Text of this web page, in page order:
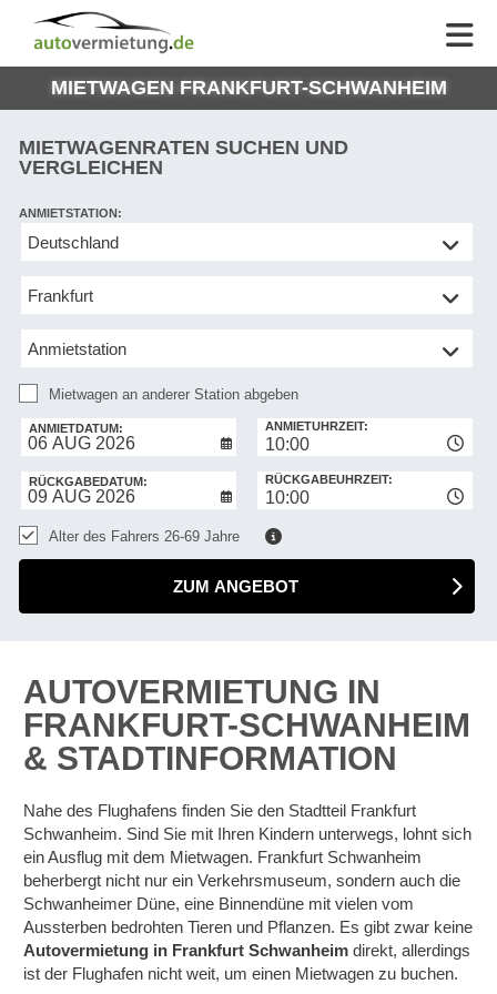
AUTOVERMIETUNG
AUTO
EUROPE
AUTOVERMIETUNG
HILFE
MEINEMIETWAGEN FRANKFURT-SCHWANHEIM
MIETWAGENRATEN SUCHEN UND
VERGLEICHEN
Mietwagen
anderer
ANMIETSTATION:
Mietwagen an anderer Station abgeben
ANMIETDATUM:
10:00
ANMIETUHRZEIT:
RÜCKGABEDATUM:
10:00
RÜCKGABEUHRZEIT:
Alter des Fahrers 26-69 Jahre
ZUM ANGEBOT
AUTOVERMIETUNG IN
FRANKFURT-SCHWANHEIM
& STADTINFORMATION
Nahe des Flughafens finden Sie den Stadtteil Frankfurt
Schwanheim. Sind Sie mit Ihren Kindern unterwegs, lohnt sich
ein Ausflug mit dem Mietwagen. Frankfurt Schwanheim
beherbergt nicht nur ein Verkehrsmuseum, sondern auch die
Schwanheimer Düne, eine Binnendüne mit vielen vom
Aussterben bedrohten Tieren und Pflanzen. Es gibt zwar keine
Autovermietung in Frankfurt Schwanheim direkt, allerdings
ist der Flughafen nicht weit, um einen Mietwagen zu buchen.